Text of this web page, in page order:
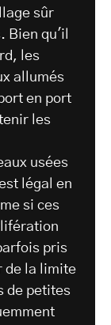
sûr
Bien qu'il
les
allumés
en port
les
usées
légal en
si ces
pris
de la limite
de petites